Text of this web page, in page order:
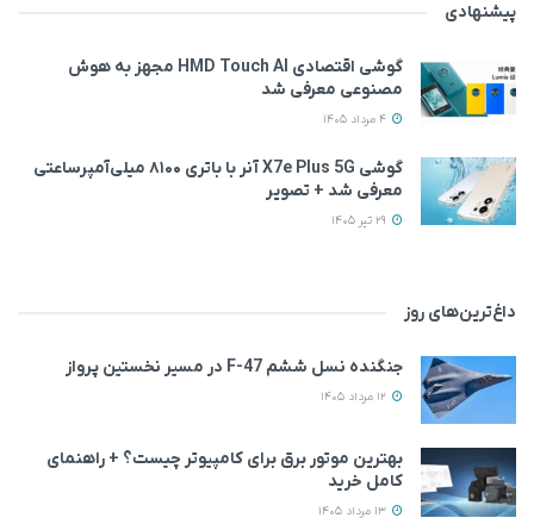
پیشنهادی
گوشی اقتصادی HMD Touch AI مجهز به هوش
مصنوعی معرفی شد
گوشی X7e Plus 5G آنر با باتری ۸۱۰۰ میلی‌آمپرساعتی
معرفی شد + تصویر
داغ‌ترین‌های روز
جنگنده نسل ششم F-47 در مسیر نخستین پرواز
بهترین موتور برق برای کامپیوتر چیست؟ + راهنمای
کامل خرید